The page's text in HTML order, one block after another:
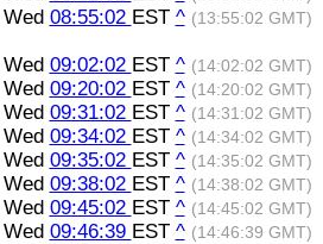
08:55:02 EST ^ (13:55:02 GMT)
09:02:02 EST ^ (14:02:02 GMT)
09:20:02 EST ^ (14:20:02 GMT)
09:31:02 EST ^ (14:31:02 GMT)
09:34:02 EST ^ (14:34:02 GMT)
09:35:02 EST ^ (14:35:02 GMT)
09:38:02 EST ^ (14:38:02 GMT)
09:45:02 EST ^ (14:45:02 GMT)
09:46:39 EST ^ (14:46:39 GMT)